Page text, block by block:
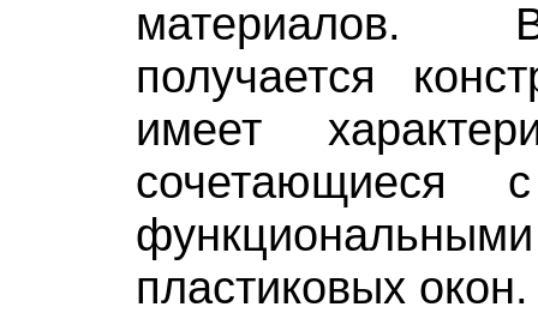
материалов.
получается
имеет
сочетающиеся
пластиковых окон.